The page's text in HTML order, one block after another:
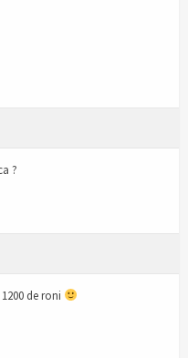
?
de roni